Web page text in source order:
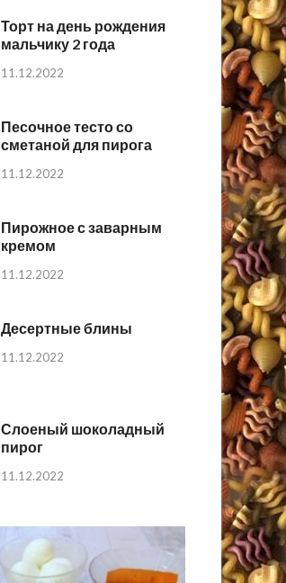
Торт на день рождения
мальчику 2 года
11.12.2022
Песочное тесто со
сметаной для пирога
11.12.2022
Пирожное с заварным
кремом
11.12.2022
Десертные блины
11.12.2022
Слоеный шоколадный
пирог
11.12.2022